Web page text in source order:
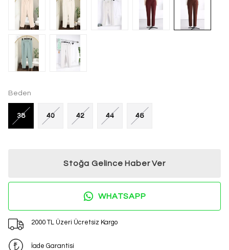
Beden
38 40 42 44 46
Stoğa Gelince Haber Ver
WHATSAPP
2000 TL Üzeri Ücretsiz Kargo
İade Garantisi